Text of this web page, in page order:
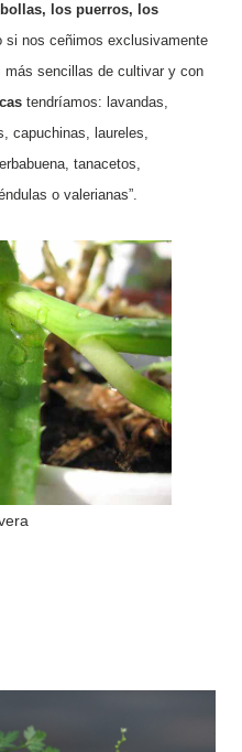
los puerros, los
si nos ceñimos exclusivamente
sencillas de cultivar y con
tendríamos: lavandas,
capuchinas, laureles,
tanacetos,
o valerianas”.